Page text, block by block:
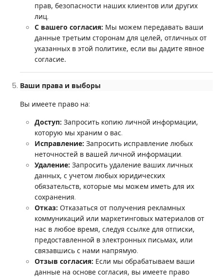
прав, безопасности наших клиентов или других
лиц.
С вашего согласия: Мы можем передавать ваши
данные третьим сторонам для целей, отличных от
указанных в этой политике, если вы дадите явное
согласие.
Ваши права и выборы
Вы имеете право на:
Доступ: Запросить копию личной информации,
которую мы храним о вас.
Исправление: Запросить исправление любых
неточностей в вашей личной информации.
Удаление: Запросить удаление ваших личных
данных, с учетом любых юридических
обязательств, которые мы можем иметь для их
сохранения.
Отказ: Отказаться от получения рекламных
коммуникаций или маркетинговых материалов от
нас в любое время, следуя ссылке для отписки,
предоставленной в электронных письмах, или
связавшись с нами напрямую.
Отзыв согласия: Если мы обрабатываем ваши
данные на основе согласия, вы имеете право